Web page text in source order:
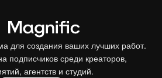
для создания ваших лучших работ.
подписчиков среди креаторов,
агентств и студий.